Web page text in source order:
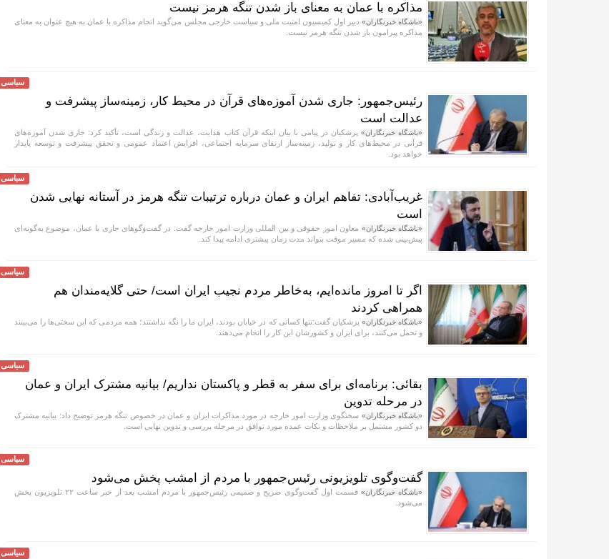
مذاکره با عمان به معنای باز شدن تنگه هرمز نیست
«باشگاه خبرنگاران» دبیر اول کمیسیون امنیت ملی و سیاست خارجی مجلس می‌گوید انجام مذاکره با عمان به هیچ عنوان به معنای
مذاکره پیرامون باز شدن تنگه هرمز نیست.
سیاسی
رئیس‌جمهور: جاری شدن آموزه‌های قرآن در محیط کار، زمینه‌ساز پیشرفت و
عدالت است
«باشگاه خبرنگاران» پزشکیان در پیامی با بیان اینکه قرآن کتاب هدایت، عدالت و زندگی است، تأکید کرد: جاری شدن آموزه‌های
قرآنی در محیط‌های کار و تولید، زمینه‌ساز ارتقای سرمایه اجتماعی، افزایش اعتماد عمومی و تحقق پیشرفت و توسعه پایدار
خواهد بود.
سیاسی
غریب‌آبادی: تفاهم ایران و عمان درباره ترتیبات تنگه هرمز در آستانه نهایی شدن
است
«باشگاه خبرنگاران» معاون امور حقوقی و بین المللی وزارت امور خارجه گفت: در گفت‌و‌گو‌های جاری با عمان، موضوع به‌گونه‌ای
پیش‌بینی شده که مسیر موقت بتواند مدت زمان بیشتری ادامه پیدا کند.
سیاسی
اگر تا امروز مانده‌ایم، به‌خاطر مردم نجیب ایران است/ حتی گلایه‌مندان هم
همراهی کردند
«باشگاه خبرنگاران» پزشکیان گفت:تنها کسانی که در خیابان بودند، ایران ما را نگه نداشتند؛ همه مردمی که این سختی‌ها را می‌بینند
و تحمل می‌کنند، برای ایران و کشورشان این کار را انجام می‌دهند.
سیاسی
بقائی: برنامه‌ای برای سفر به قطر و پاکستان نداریم/ بیانیه مشترک ایران و عمان
در مرحله تدوین
«باشگاه خبرنگاران» سخنگوی وزارت امور خارجه در مورد مذاکرات ایران و عمان در خصوص تنگه هرمز توضیح داد: بیانیه مشترک
دو کشور مشتمل بر ملاحظات و نکات عمده مورد توافق در مرحله بررسی و تدوین نهایی است.
سیاسی
گفت‌وگوی تلویزیونی رئیس‌جمهور با مردم از امشب پخش می‌شود
«باشگاه خبرنگاران»
قسمت اول گفت‌وگوی صریح و صمیمی رئیس‌جمهور با مردم امشب بعد از خبر ساعت ۲۲ تلویزیون پخش
می‌شود.
سیاسی